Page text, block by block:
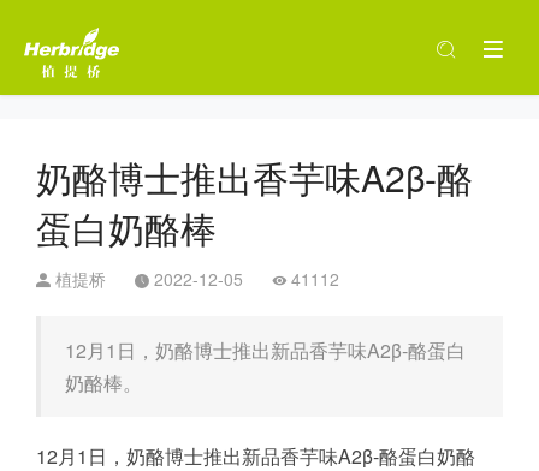
奶酪博士推出香芋味A2β-酪
蛋白奶酪棒
植提桥 2022-12-05 41112
12月1日，奶酪博士推出新品香芋味A2β-酪蛋白
奶酪棒。
12月1日，奶酪博士推出新品香芋味A2β-酪蛋白奶酪